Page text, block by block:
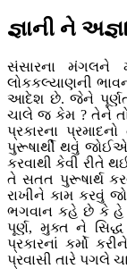
જ્ઞાની ને
સંસારના મંગલને
લોકકલ્યાણની
આદેશ છે. જેને
ચાલે જ કેમ ? તેને
પ્રકારના
પુરૂષાર્થી થવું
કરવાથી કેવી રીતે
તે સતત પુરૂષાર્થ
રાખીને કામ કરવું
ભગવાન કહે છે કે હે
પૂર્ણ, મુક્ત ને
પ્રકારનાં કર્મો
પ્રવાસી તારે પગલે